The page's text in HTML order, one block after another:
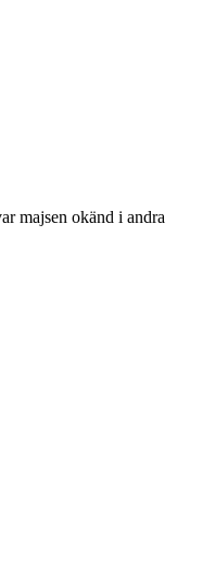
majsen okänd i andra